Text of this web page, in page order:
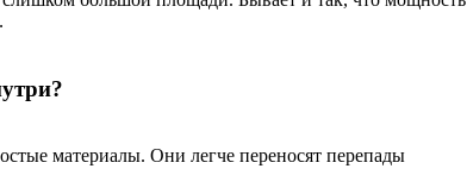
материалы. Они легче переносят перепады